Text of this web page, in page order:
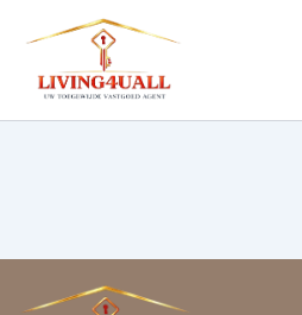
naar
inhoud